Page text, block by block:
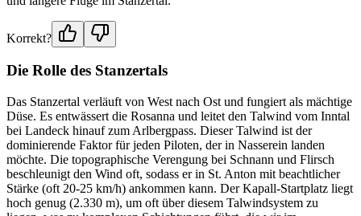
Korrekt?
Die Rolle des Stanzertals
Das Stanzertal verläuft von West nach Ost und fungiert als mächtige
Düse. Es entwässert die Rosanna und leitet den Talwind vom Inntal
bei Landeck hinauf zum Arlbergpass. Dieser Talwind ist der
dominierende Faktor für jeden Piloten, der in Nasserein landen
möchte. Die topographische Verengung bei Schnann und Flirsch
beschleunigt den Wind oft, sodass er in St. Anton mit beachtlicher
Stärke (oft 20-25 km/h) ankommen kann. Der Kapall-Startplatz liegt
hoch genug (2.330 m), um oft über diesem Talwindsystem zu